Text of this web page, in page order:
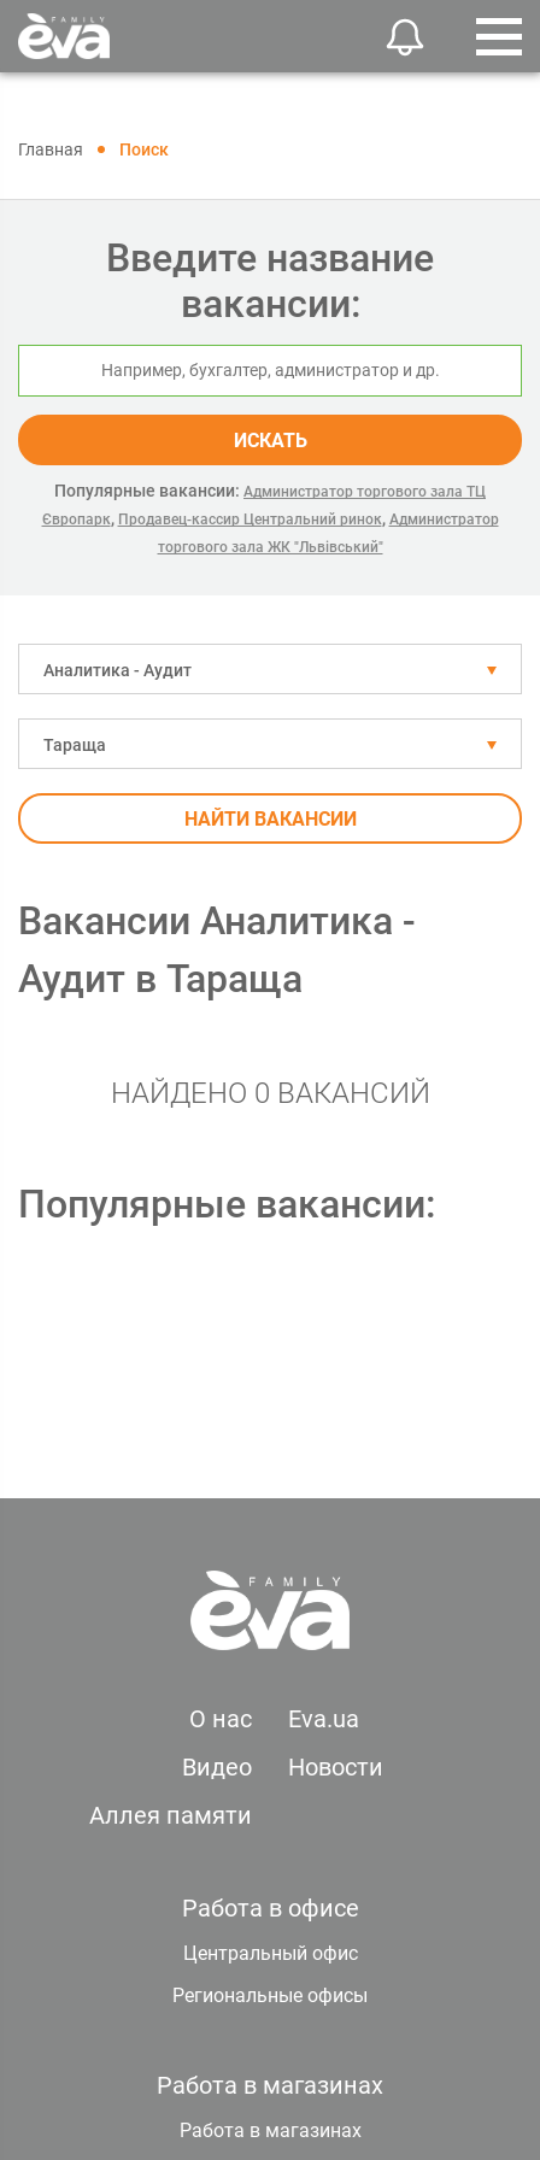
Главная Поиск
Введите название
вакансии:
ИСКАТЬ
Популярные вакансии: Администратор торгового зала ТЦ
Європарк, Продавец-кассир Центральний ринок, Администратор
торгового зала ЖК "Львівський"
Аналитика - Аудит
Тараща
НАЙТИ ВАКАНСИИ
Вакансии Аналитика -
Аудит в Тараща
НАЙДЕНО 0 ВАКАНСИЙ
Популярные вакансии:
О нас
Eva.ua
Видео
Новости
Аллея памяти
Работа в офисе
Центральный офис
Региональные офисы
Работа в магазинах
Работа в магазинах